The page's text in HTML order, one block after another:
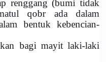
renggang (bumi tidak
qobr ada dalam
bentuk kebencian-
bagi mayit laki-laki